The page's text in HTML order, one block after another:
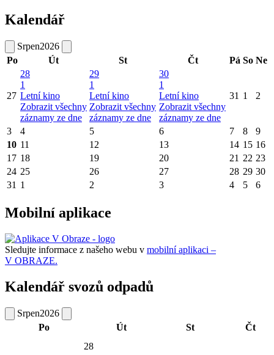
Kalendář
Srpen2026
Po
Út St Čt Pá So Ne
27
28
1
Letní kino
Zobrazit všechny
záznamy ze dne
29
1
Letní kino
Zobrazit všechny
záznamy ze dne
30
1
Letní kino
Zobrazit všechny
záznamy ze dne
31 1 2
3 4 5 6 7 8
9
10 11 12 13 14 15 16
17 18 19 20 21 22 23
24 25 26 27 28 29 30
31 1 2 3 4 5 6
Mobilní aplikace
Sledujte informace z našeho webu v mobilní aplikaci –
V OBRAZE.
Kalendář svozů odpadů
Srpen2026
Po
Út St Čt
28